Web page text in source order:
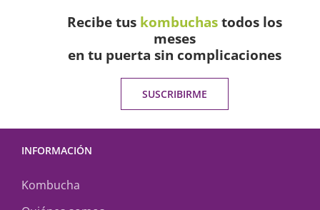
Recibe tus kombuchastodos los
meses
en tu puerta sin complicaciones
SUSCRIBIRME
INFORMACIÓN
Kombucha